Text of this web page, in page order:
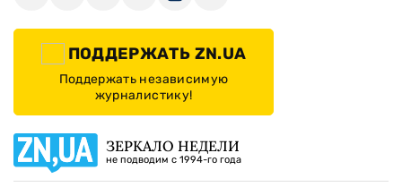
ПОДДЕРЖАТЬ ZN.UA
Поддержать независимую
журналистику!
ЗЕРКАЛО НЕДЕЛИ
не подводим с 1994-го года